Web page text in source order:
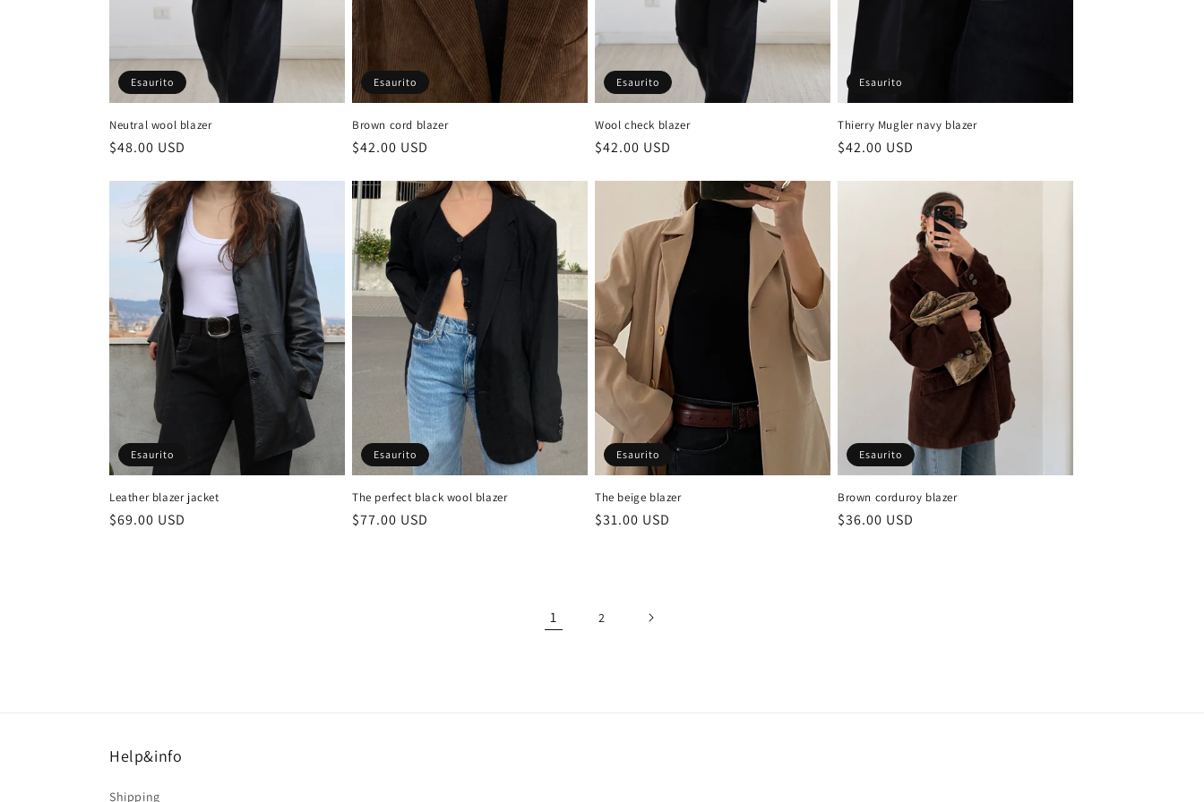
Esaurito
Neutral wool blazer
Prezzo
listino
$48.00 USD
Esaurito
Brown cord blazer
Prezzo
listino
$42.00 USD
Esaurito
Wool check blazer
Prezzo
$42.00 USD
Esaurito
Thierry Mugler navy blazer
Prezzo
$42.00 USD
Esaurito
Leather blazer jacket
Prezzo
$69.00 USD
Esaurito
The perfect black wool blazer
Prezzo
$77.00 USD
Esaurito
The beige blazer
Prezzo
$31.00 USD
Esaurito
Brown corduroy blazer
Prezzo
$36.00 USD
1 2
Help&info
Shipping